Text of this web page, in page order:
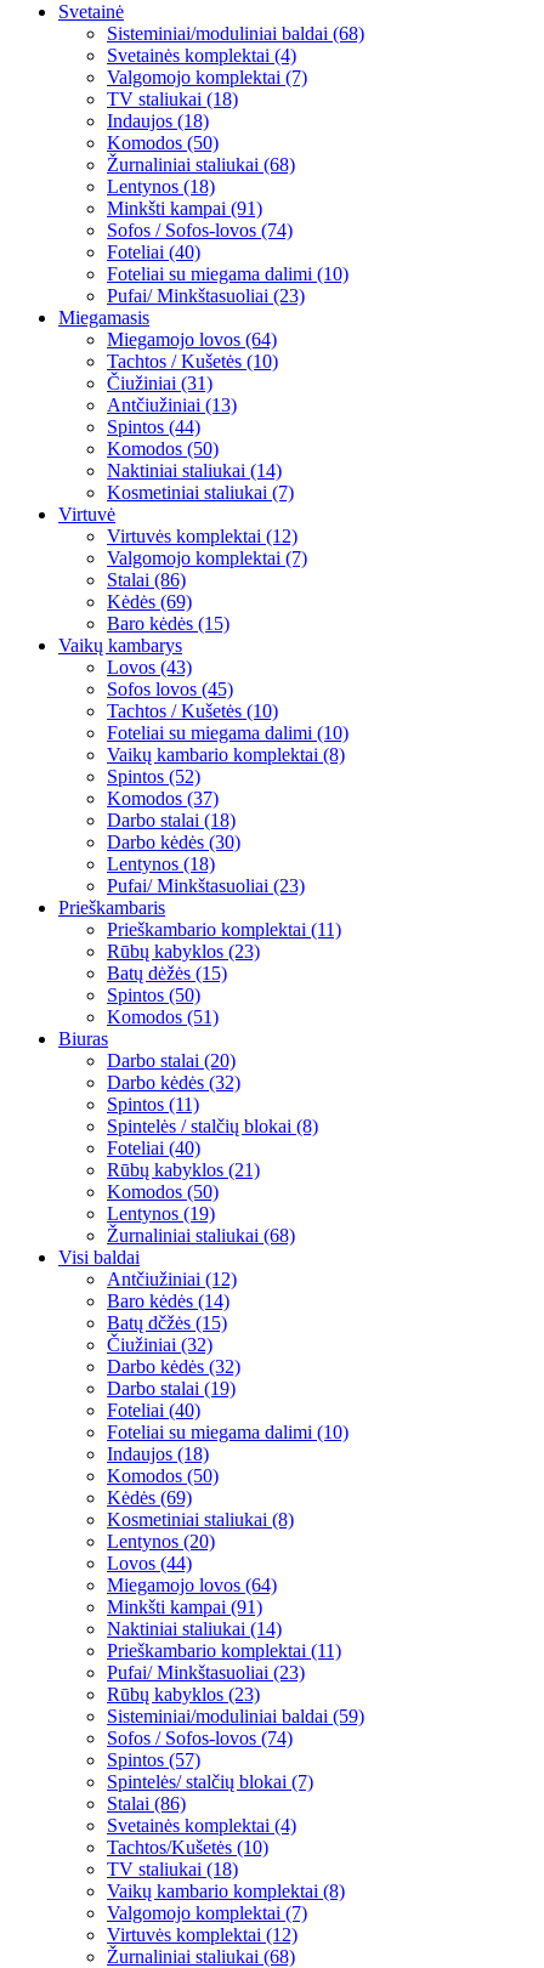
Svetainė
Sisteminiai/moduliniai baldai (68)
Svetainės komplektai (4)
Valgomojo komplektai (7)
TV staliukai (18)
Indaujos (18)
Komodos (50)
Žurnaliniai staliukai (68)
Lentynos (18)
Minkšti kampai (91)
Sofos / Sofos-lovos (74)
Foteliai (40)
Foteliai su miegama dalimi (10)
Pufai/ Minkštasuoliai (23)
Miegamasis
Miegamojo lovos (64)
Tachtos / Kušetės (10)
Čiužiniai (31)
Antčiužiniai (13)
Spintos (44)
Komodos (50)
Naktiniai staliukai (14)
Kosmetiniai staliukai (7)
Virtuvė
Virtuvės komplektai (12)
Valgomojo komplektai (7)
Stalai (86)
Kėdės (69)
Baro kėdės (15)
Vaikų kambarys
Lovos (43)
Sofos lovos (45)
Tachtos / Kušetės (10)
Foteliai su miegama dalimi (10)
Vaikų kambario komplektai (8)
Spintos (52)
Komodos (37)
Darbo stalai (18)
Darbo kėdės (30)
Lentynos (18)
Pufai/ Minkštasuoliai (23)
Prieškambaris
Prieškambario komplektai (11)
Rūbų kabyklos (23)
Batų dėžės (15)
Spintos (50)
Komodos (51)
Biuras
Darbo stalai (20)
Darbo kėdės (32)
Spintos (11)
Spintelės / stalčių blokai (8)
Foteliai (40)
Rūbų kabyklos (21)
Komodos (50)
Lentynos (19)
Žurnaliniai staliukai (68)
Visi baldai
Antčiužiniai (12)
Baro kėdės (14)
Batų dčžės (15)
Čiužiniai (32)
Darbo kėdės (32)
Darbo stalai (19)
Foteliai (40)
Foteliai su miegama dalimi (10)
Indaujos (18)
Komodos (50)
Kėdės (69)
Kosmetiniai staliukai (8)
Lentynos (20)
Lovos (44)
Miegamojo lovos (64)
Minkšti kampai (91)
Naktiniai staliukai (14)
Prieškambario komplektai (11)
Pufai/ Minkštasuoliai (23)
Rūbų kabyklos (23)
Sisteminiai/moduliniai baldai (59)
Sofos / Sofos-lovos (74)
Spintos (57)
Spintelės/ stalčių blokai (7)
Stalai (86)
Svetainės komplektai (4)
Tachtos/Kušetės (10)
TV staliukai (18)
Vaikų kambario komplektai (8)
Valgomojo komplektai (7)
Virtuvės komplektai (12)
Žurnaliniai staliukai (68)